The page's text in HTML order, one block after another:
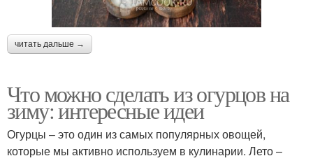
читать дальше →
Что можно сделать из огурцов на
зиму: интересные идеи
Огурцы – это один из самых популярных овощей,
которые мы активно используем в кулинарии. Лето –